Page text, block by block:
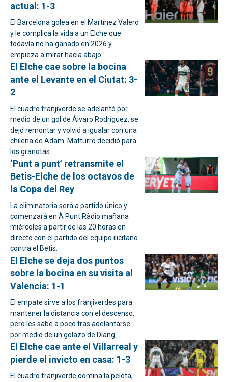
actual: 1-3
El Barcelona golea en el Martínez Valero
y le complica la vida a un Elche que
todavía no ha ganado en 2026 y
empieza a mirar hacia abajo.
El Elche cae sobre la bocina
ante el Levante en el Ciutat: 3-
2
El cuadro franjiverde se adelantó por
medio de un gol de Álvaro Rodríguez, se
dejó remontar y volvió a igualar con una
chilena de Adam. Matturro decidió para
los granotas.
‘Punt a punt’ retransmite el
Betis-Elche de los octavos de
la Copa del Rey
La eliminatoria será a partido único y
comenzará en À Punt Ràdio mañana
miércoles a partir de las 20 horas en
directo con el partido del equipo ilicitano
contra el Betis.
El Elche se deja dos puntos
sobre la bocina en su visita al
Valencia: 1-1
El empate sirve a los franjiverdes para
mantener la distancia con el descenso,
pero les sabe a poco tras adelantarse
por medio de un golazo de Diang.
El Elche cae ante el Villarreal y
pierde el invicto en casa: 1-3
El cuadro franjiverde domina la pelota,